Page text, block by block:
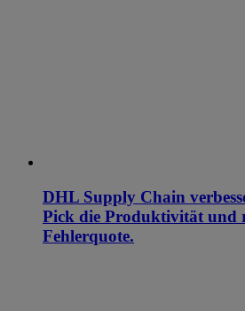
DHL Supply Chain
Pick die Produktivität und
Fehlerquote.